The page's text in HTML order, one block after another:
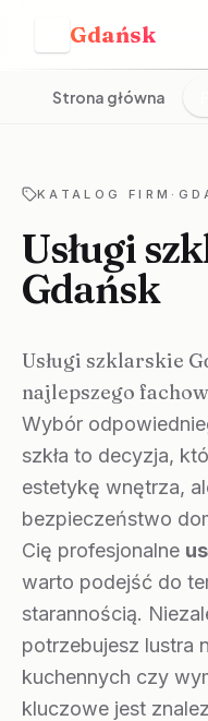
Gdańsk
Strona główna
KATALOG FIRM ·
Usługi
Gdańsk
Usługi szklarskie
najlepszego
Wybór
szkła to decyzja,
estetykę wnętrza,
bezpieczeństwo
Cię profesjonalne
warto podejść do
starannością.
potrzebujesz lustra
kuchennych czy
kluczowe jest